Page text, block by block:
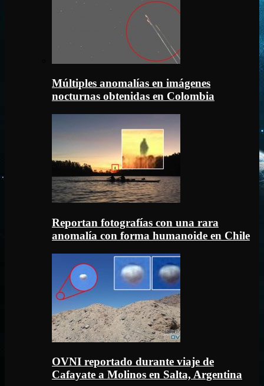
Múltiples anomalías en imágenes
nocturnas obtenidas en Colombia
Reportan fotografías con una rara
anomalía con forma humanoide en Chile
OVNI reportado durante viaje de
Cafayate a Molinos en Salta, Argentina